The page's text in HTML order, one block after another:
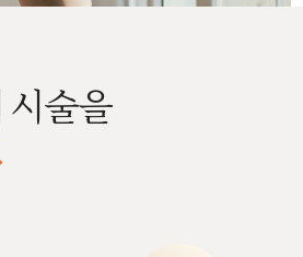
술을